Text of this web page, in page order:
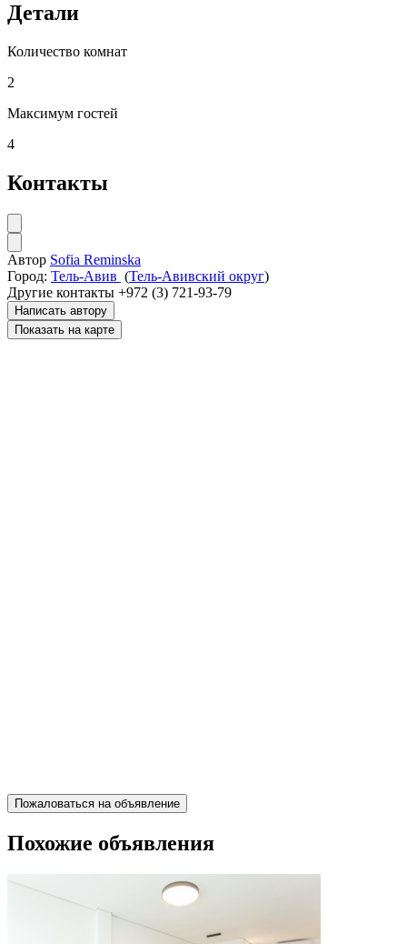
Детали
Количество комнат
2
Максимум гостей
4
Контакты
Автор Sofia Reminska
Город: Тель-Авив (Тель-Авивский округ)
Другие контакты +972 (3) 721-93-79
Написать автору
Показать на карте
Пожаловаться на объявление
Похожие объявления